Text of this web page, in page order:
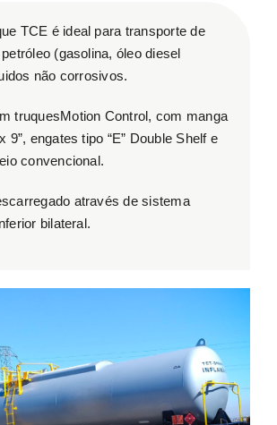
TCE é ideal para transporte de
(gasolina, óleo diesel
não corrosivos.
truquesMotion Control, com manga
9”, engates tipo “E” Double Shelf e
convencional.
através de sistema
bilateral.